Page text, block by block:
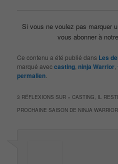
Si vous ne voulez pas marquer
vous abonner à notre
Ce contenu a été publié dans Les
marqué aveccasting ninja Warrior ,
permalien
3 RÉFLEXIONS SUR «CASTING, IL
PROCHAINE SAISON DE NINJA WARRIOR